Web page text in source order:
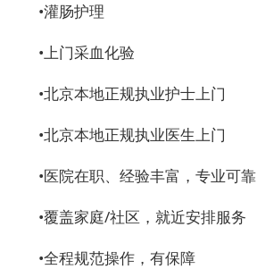
•灌肠护理
•上门采血化验
•北京本地正规执业护士上门
•北京本地正规执业医生上门
•医院在职、经验丰富，专业可靠
•覆盖家庭/社区，就近安排服务
•全程规范操作，有保障